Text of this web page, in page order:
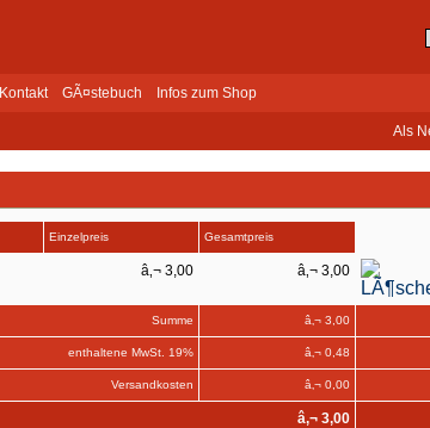
Kontakt GÃ¤stebuch Infos zum Shop
Als
Einzelpreis Gesamtpreis
â‚¬ 3,00 â‚¬ 3,00
Summe â‚¬ 3,00
enthaltene MwSt. 19% â‚¬ 0,48
Versandkosten â‚¬ 0,00
â‚¬ 3,00